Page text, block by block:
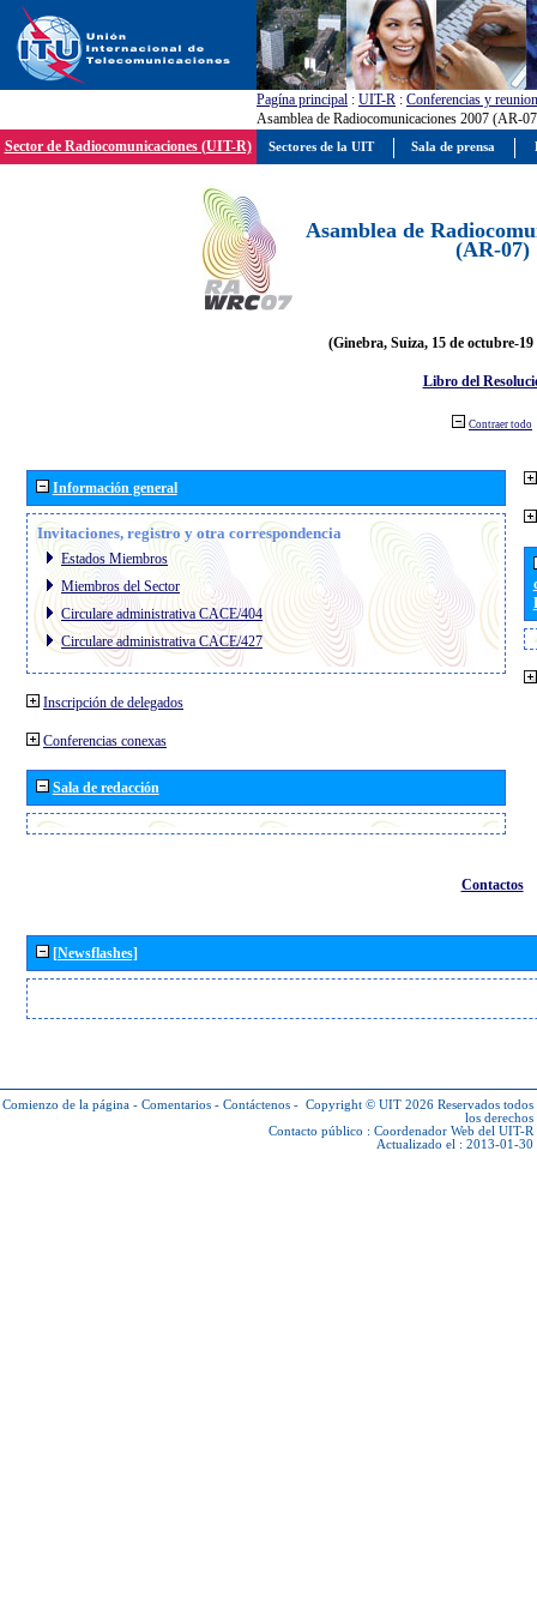
Pagína principal : UIT-R : Conferencias y
Asamblea de Radiocomunicaciones 2007 (AR-
Sector de Radiocomunicaciones (UIT-R)
Asamblea de
(AR-07)
(Ginebra, Suiza, 15 de octubre-19
Libro del
Contraer todo
Información general
Invitaciones, registro y otra correspondencia
Estados Miembros
Miembros del Sector
Circulare administrativa CACE/404
Circulare administrativa CACE/427
Inscripción de delegados
Conferencias conexas
Sala de redacción
Contactos
[Newsflashes]
Comienzo de la página - Comentarios - Contáctenos - Copyright © UIT 2026 Reservados todos
los derechos
Contacto público : Coordenador Web del UIT-R
Actualizado el : 2013-01-30
Sectores de la UIT Sala de prensa